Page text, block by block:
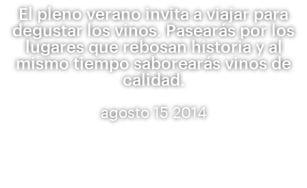
El pleno verano invita a viajar para
degustar los vinos. Pasearás por los
lugares que rebosan historia y al
mismo tiempo saborearás vinos de
calidad.
agosto 15 2014